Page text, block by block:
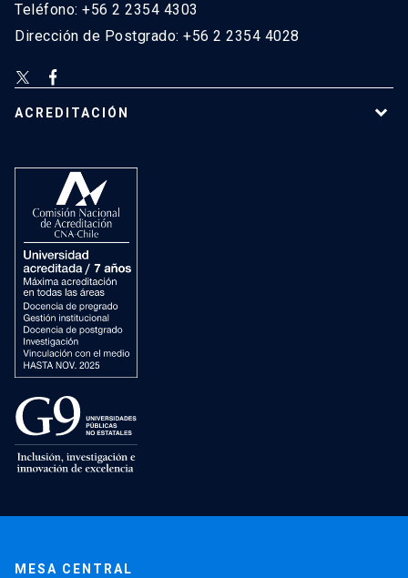
Teléfono: +56 2 2354 4303
Dirección de Postgrado: +56 2 2354 4028
ACREDITACIÓN
MESA CENTRAL